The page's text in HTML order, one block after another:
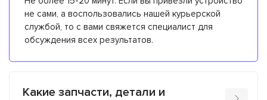
не сами, а воспользовались нашей курьерской
службой, то с вами свяжется специалист для
обсуждения всех результатов.
Какие запчасти, детали и